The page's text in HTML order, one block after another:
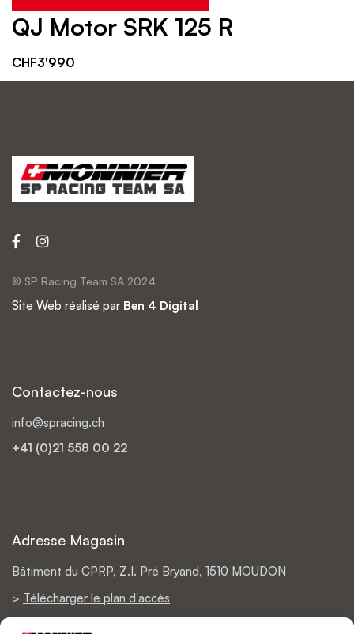
QJ Motor SRK 125 R
CHF3'990
© SP Racing Team SA 2024
Site Web réalisé par Ben 4 Digital
Contactez-nous
info@spracing.ch
+41 (0)21 558 00 22
Adresse Magasin
Bâtiment du CPRP, Z.I. Pré Bryand, 1510 MOUDON
> Télécharger le plan d'accès